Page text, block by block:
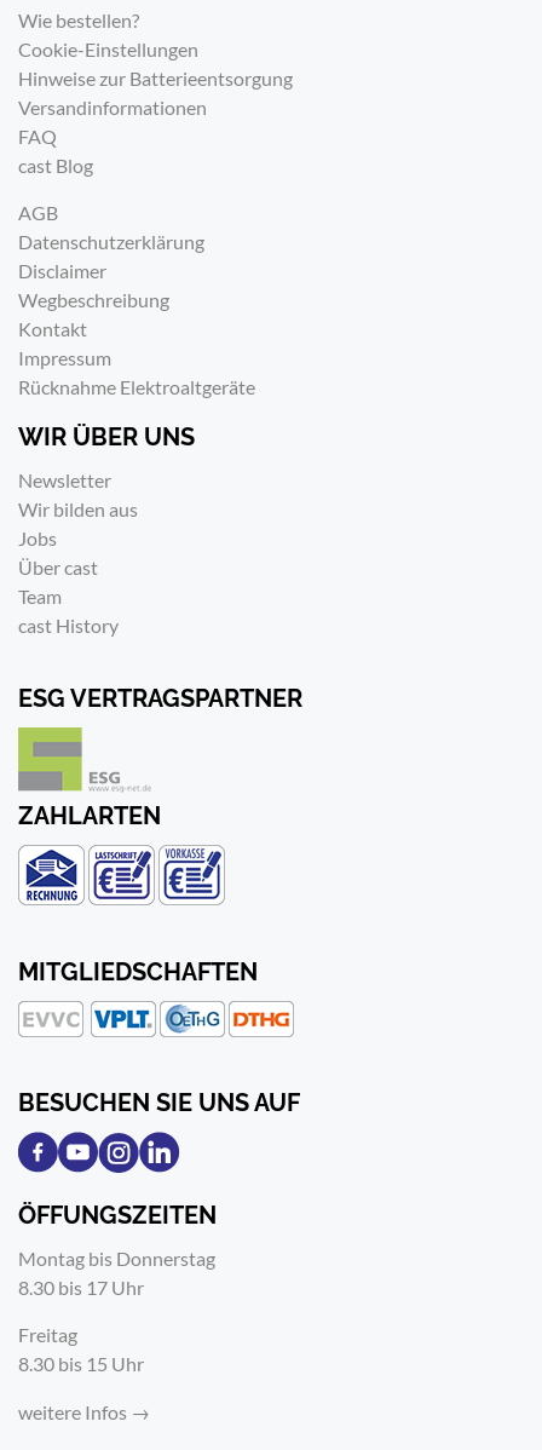
durch: Movingheads fahren in die Home-Position
und öffnen den Shutter, alle anderen Geräte geben
kurz Licht als Signal. Der Parameter Test fährt
danach jede Funktion einzeln ab. Von welchem
Hersteller Scheinwerfer oder Konsole stammen,
spielt dabei keine Rolle.
Wie bestellen?
Cookie-Einstellungen
Hinweise zur Batterieentsorgung
Versandinformationen
FAQ
cast Blog
AGB
Datenschutzerklärung
Disclaimer
Wegbeschreibung
Kontakt
Impressum
Rücknahme Elektroaltgeräte
WIR ÜBER UNS
Newsletter
Wir bilden aus
Jobs
Über cast
Team
cast History
ESG VERTRAGSPARTNER
ZAHLARTEN
MITGLIEDSCHAFTEN
BESUCHEN SIE UNS AUF
ÖFFUNGSZEITEN
Montag bis Donnerstag
8.30 bis 17 Uhr
Freitag
8.30 bis 15 Uhr
weitere Infos →